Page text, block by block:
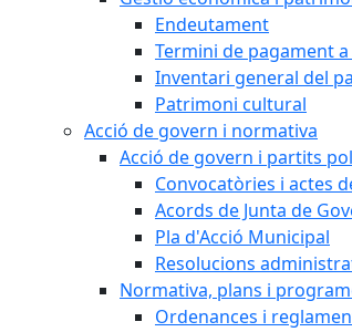
Endeutament
Termini de pagament
Inventari general del
Patrimoni cultural
Acció de govern i normativa
Acció de govern i partits
Convocatòries i actes
Acords de Junta de
Pla d'Acció Municipal
Resolucions
Normativa, plans i
Ordenances i